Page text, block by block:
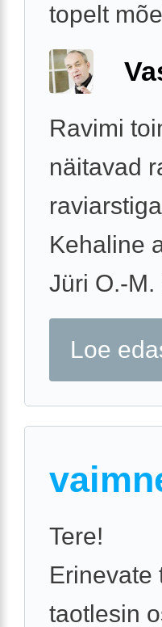
topelt
Ravimi
näitavad
Kehaline
Jüri O.-M.
Loe
Tere!
Erinevate
taotlesin